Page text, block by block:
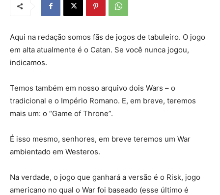
Aqui na redação somos fãs de jogos de tabuleiro. O jogo
em alta atualmente é o Catan. Se você nunca jogou,
indicamos.
Temos também em nosso arquivo dois Wars – o
tradicional e o Império Romano. E, em breve, teremos
mais um: o “Game of Throne”.
É isso mesmo, senhores, em breve teremos um War
ambientado em Westeros.
Na verdade, o jogo que ganhará a versão é o Risk, jogo
americano no qual o War foi baseado (esse último é